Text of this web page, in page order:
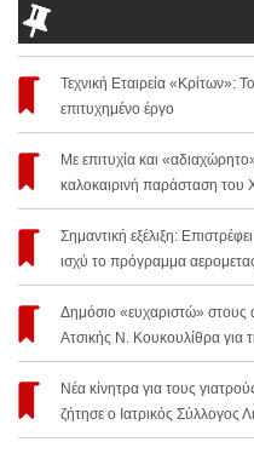
Τεχνική Εταιρεία «Κρίτων»:
επιτυχημένο έργο
Με επιτυχία και
καλοκαιρινή παράσταση
Σημαντική εξέλιξη:
ισχύ το πρόγραμμα
Δημόσιο «ευχαριστώ»
Ατσικής Ν. Κουκουλίθρα για
Νέα κίνητρα για τους
ζήτησε ο Ιατρικός Σύλλογος